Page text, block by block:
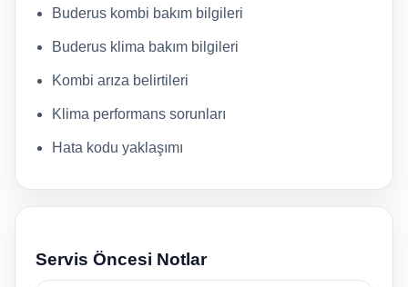
Buderus kombi bakım bilgileri
Buderus klima bakım bilgileri
Kombi arıza belirtileri
Klima performans sorunları
Hata kodu yaklaşımı
Servis Öncesi Notlar